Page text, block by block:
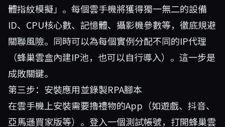
體指紋模擬」。每個雲手機將獲得獨一無二的設備
ID、CPU核心數、記憶體、攝影機參數等，徹底規避
關聯風險。同時可以為每個實例分配不同的IP代理
（蜂巢雲盒內建IP池，也可以自行導入）。這一步是
成敗關鍵。
第三步：安裝應用並錄製RPA腳本
在雲手機上安裝需要擼禮物的App（如遊戲、抖音、
亞馬遜買家版等）。登入一個測試帳號，打開蜂巢雲